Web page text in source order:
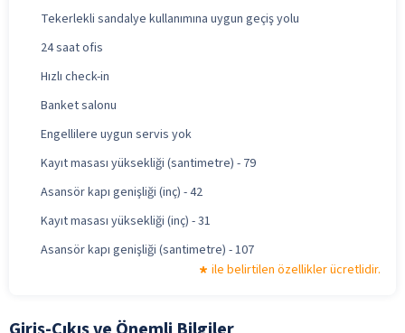
Tekerlekli sandalye kullanımına uygun geçiş yolu
24 saat ofis
Hızlı check-in
Banket salonu
Engellilere uygun servis yok
Kayıt masası yüksekliği (santimetre) - 79
Asansör kapı genişliği (inç) - 42
Kayıt masası yüksekliği (inç) - 31
Asansör kapı genişliği (santimetre) - 107
ile belirtilen özellikler ücretlidir.